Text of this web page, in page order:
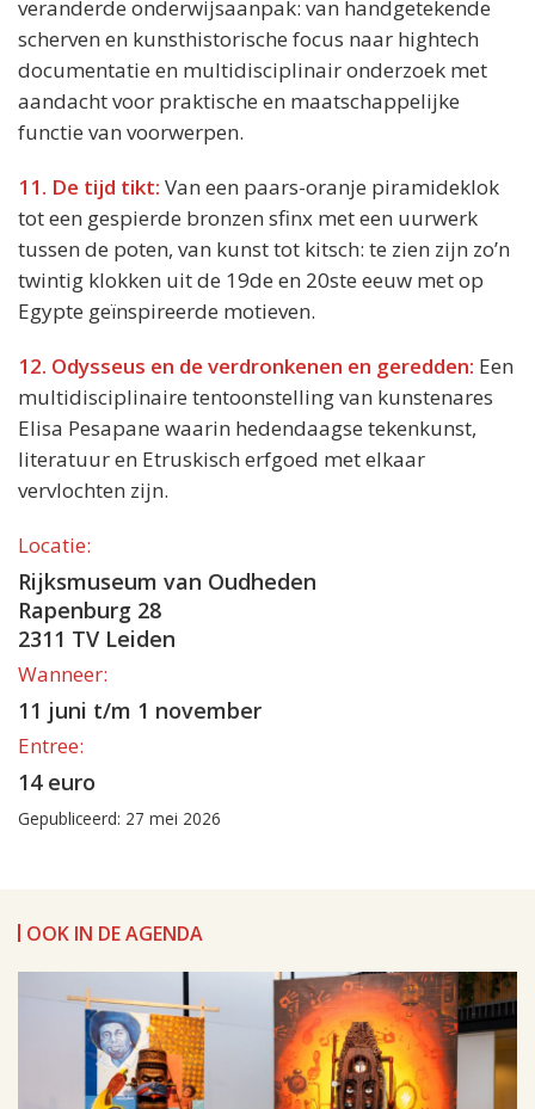
veranderde onderwijsaanpak: van handgetekende
scherven en kunsthistorische focus naar hightech
documentatie en multidisciplinair onderzoek met
aandacht voor praktische en maatschappelijke
functie van voorwerpen.
11. De tijd tikt: Van een paars-oranje piramideklok
tot een gespierde bronzen sfinx met een uurwerk
tussen de poten, van kunst tot kitsch: te zien zijn zo’n
twintig klokken uit de 19de en 20ste eeuw met op
Egypte geïnspireerde motieven.
12. Odysseus en de verdronkenen en geredden: Een
multidisciplinaire tentoonstelling van kunstenares
Elisa Pesapane waarin hedendaagse tekenkunst,
literatuur en Etruskisch erfgoed met elkaar
vervlochten zijn.
Locatie:
Rijksmuseum van Oudheden
Rapenburg 28
2311 TV Leiden
Wanneer:
11 juni t/m 1 november
Entree:
14 euro
Gepubliceerd: 27 mei 2026
OOK IN DE AGENDA